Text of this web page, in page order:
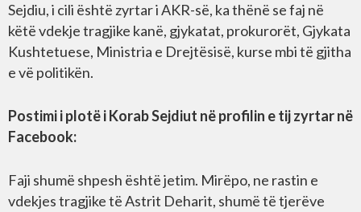
Sejdiu, i cili është zyrtar i AKR-së, ka thënë se faj në
këtë vdekje tragjike kanë, gjykatat, prokurorët, Gjykata
Kushtetuese, Ministria e Drejtësisë, kurse mbi të gjitha
e vë politikën.
Postimi i plotë i Korab Sejdiut në profilin e tij zyrtar në
Facebook:
Faji shumë shpesh është jetim. Mirëpo, ne rastin e
vdekjes tragjike të Astrit Deharit, shumë të tjerëve